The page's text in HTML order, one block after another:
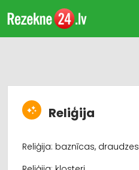
Reliģija
Reliģija: baznīcas, draudzes